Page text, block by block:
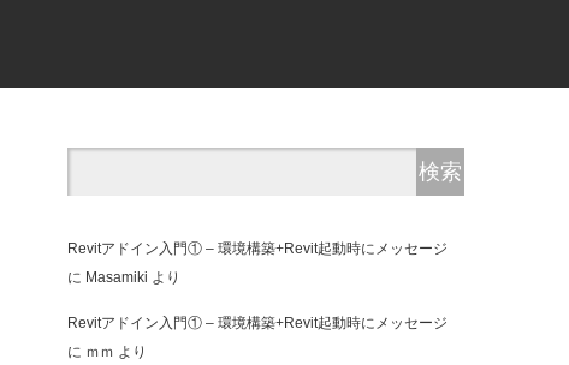
Revitアドイン入門① – 環境構築+Revit起動時にメッセージ
に Masamiki より
Revitアドイン入門① – 環境構築+Revit起動時にメッセージ
に ｍｍ より